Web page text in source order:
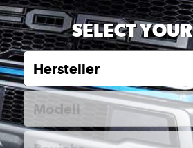
SELECT